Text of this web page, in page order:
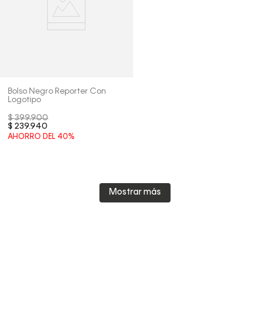
Bolso Negro Reporter Con
Logotipo
$ 399.900
$ 239.940
AHORRO DEL 40%
Mostrar más